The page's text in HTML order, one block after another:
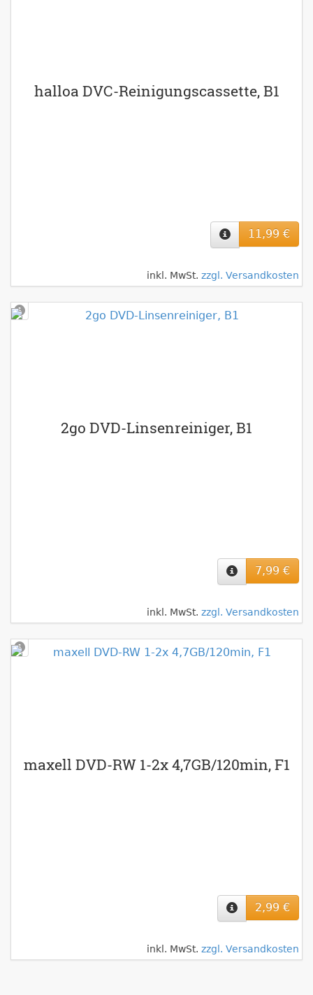
halloa DVC-Reinigungscassette, B1
11,99 €
inkl. MwSt. zzgl. Versandkosten
2go DVD-Linsenreiniger, B1
7,99 €
inkl. MwSt. zzgl. Versandkosten
maxell DVD-RW 1-2x 4,7GB/120min, F1
2,99 €
inkl. MwSt. zzgl. Versandkosten